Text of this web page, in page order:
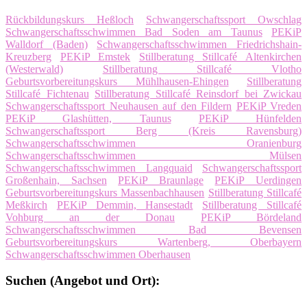
Rückbildungskurs Heßloch
Schwangerschaftssport Owschlag
Schwangerschaftsschwimmen Bad Soden am Taunus
PEKiP
Walldorf (Baden)
Schwangerschaftsschwimmen Friedrichshain-
Kreuzberg
PEKiP Emstek
Stillberatung Stillcafé Altenkirchen
(Westerwald)
Stillberatung Stillcafé Vlotho
Geburtsvorbereitungskurs Mühlhausen-Ehingen
Stillberatung
Stillcafé Fichtenau Stillberatung Stillcafé Reinsdorf bei Zwickau
Schwangerschaftssport Neuhausen auf den Fildern PEKiP Vreden
PEKiP Glashütten, Taunus
PEKiP Hünfelden
Schwangerschaftssport Berg (Kreis Ravensburg)
Schwangerschaftsschwimmen Oranienburg
Schwangerschaftsschwimmen Mülsen
Schwangerschaftsschwimmen Langquaid
Schwangerschaftssport
Großenhain, Sachsen
PEKiP Braunlage
PEKiP Uerdingen
Geburtsvorbereitungskurs Massenbachhausen Stillberatung Stillcafé
Meßkirch
PEKiP Demmin, Hansestadt
Stillberatung Stillcafé
Vohburg an der Donau
PEKiP Bördeland
Schwangerschaftsschwimmen Bad Bevensen
Geburtsvorbereitungskurs Wartenberg, Oberbayern
Schwangerschaftsschwimmen Oberhausen
Suchen (Angebot und Ort):